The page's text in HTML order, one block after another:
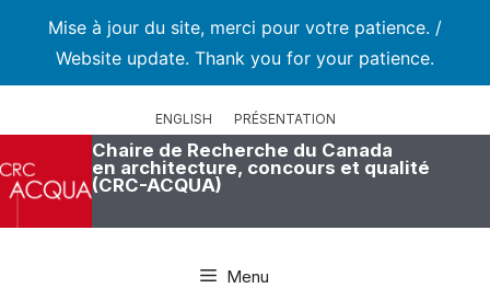
Mise à jour du site, merci pour votre patience. /
Website update. Thank you for your patience.
ENGLISH PRÉSENTATION
Chaire de Recherche du Canada
en architecture, concours et qualité
(CRC-ACQUA)
Menu